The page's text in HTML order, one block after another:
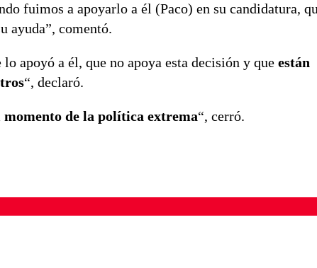
fuimos a apoyarlo a él (Paco) en su candidatura,
ayuda”, comentó.
apoyó a él, que no apoya esta decisión y que están
“, declaró.
momento de la política extrema“, cerró.